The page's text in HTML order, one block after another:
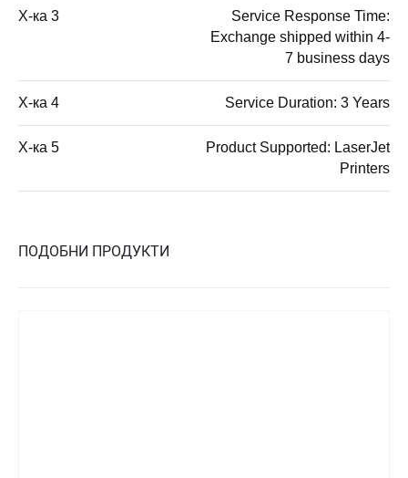
Х-ка 3
Service Response Time:
Exchange shipped within 4-
7 business days
Х-ка 4 Service Duration: 3 Years
Х-ка 5
Product Supported: LaserJet
Printers
ПОДОБНИ ПРОДУКТИ